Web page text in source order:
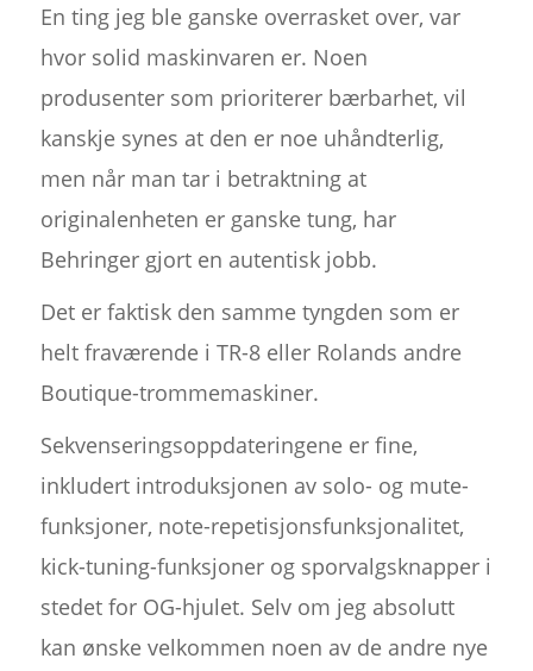
En ting jeg ble ganske overrasket over, var
hvor solid maskinvaren er. Noen
produsenter som prioriterer bærbarhet, vil
kanskje synes at den er noe uhåndterlig,
men når man tar i betraktning at
originalenheten er ganske tung, har
Behringer gjort en autentisk jobb.
Det er faktisk den samme tyngden som er
helt fraværende i TR-8 eller Rolands andre
Boutique-trommemaskiner.
Sekvenseringsoppdateringene er fine,
inkludert introduksjonen av solo- og mute-
funksjoner, note-repetisjonsfunksjonalitet,
kick-tuning-funksjoner og sporvalgsknapper i
stedet for OG-hjulet. Selv om jeg absolutt
kan ønske velkommen noen av de andre nye